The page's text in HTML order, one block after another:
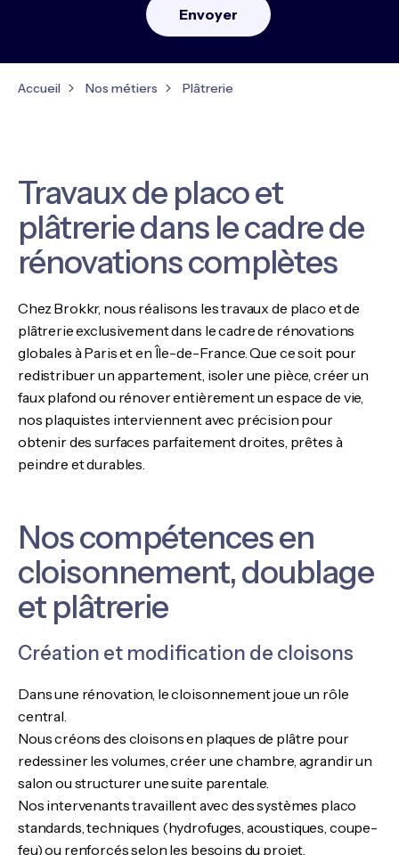
Accueil Nos métiers Plâtrerie
Travaux de placo et
plâtrerie dans le cadre de
rénovations complètes
Chez Brokkr, nous réalisons les travaux de placo et de
plâtrerie exclusivement dans le cadre de rénovations
globales à Paris et en Île-de-France. Que ce soit pour
redistribuer un appartement, isoler une pièce, créer un
faux plafond ou rénover entièrement un espace de vie,
nos plaquistes interviennent avec précision pour
obtenir des surfaces parfaitement droites, prêtes à
peindre et durables.
Nos compétences en
cloisonnement, doublage
et plâtrerie
Création et modification de cloisons
Dans une rénovation, le cloisonnement joue un rôle
central.
Nous créons des cloisons en plaques de plâtre pour
redessiner les volumes, créer une chambre, agrandir un
salon ou structurer une suite parentale.
Nos intervenants travaillent avec des systèmes placo
standards, techniques (hydrofuges, acoustiques, coupe-
feu) ou renforcés selon les besoins du projet.